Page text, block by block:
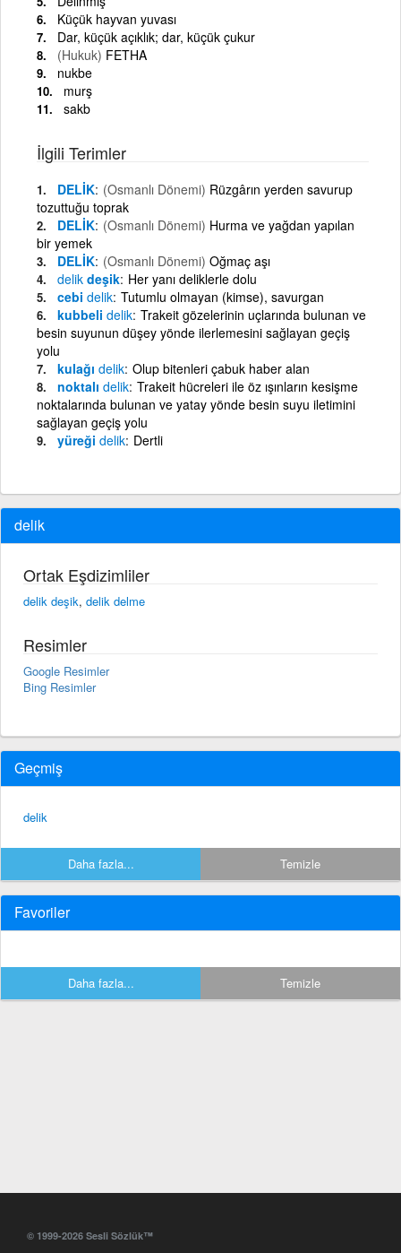
Küçük hayvan yuvası
Dar, küçük açıklık; dar, küçük çukur
(Hukuk) FETHA
nukbe
murş
sakb
İlgili Terimler
DELİK (Osmanlı Dönemi) Rüzgârın yerden savurup
tozuttuğu toprak
DELİK (Osmanlı Dönemi) Hurma ve yağdan yapılan
bir yemek
DELİK (Osmanlı Dönemi) Oğmaç aşı
delik deşik Her yanı deliklerle dolu
cebi delik Tutumlu olmayan (kimse), savurgan
kubbeli delik Trakeit gözelerinin uçlarında bulunan ve
besin suyunun düşey yönde ilerlemesini sağlayan geçiş
yolu
kulağı delik Olup bitenleri çabuk haber alan
noktalı delik Trakeit hücreleri ile öz ışınların kesişme
noktalarında bulunan ve yatay yönde besin suyu iletimini
sağlayan geçiş yolu
yüreği delik Dertli
delik
Ortak Eşdizimliler
delik deşik, delik delme
Resimler
Google Resimler
Bing Resimler
Geçmiş
delik
Daha fazla... Temizle
Favoriler
Daha fazla... Temizle
© 1999-2026 Sesli Sözlük™